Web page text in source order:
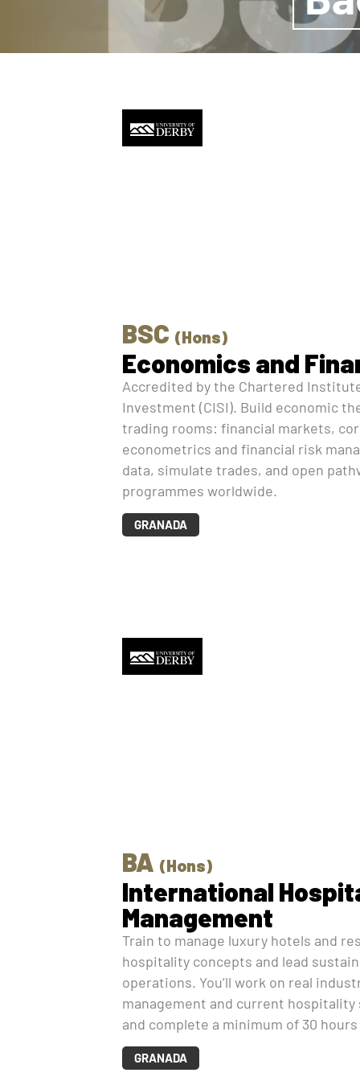
BSC (Hons)
Economics and
Accredited by the Chartered
Investment (CISI). Build economic
trading rooms: financial markets,
econometrics and financial risk
data, simulate trades, and open
programmes worldwide.
GRANADA
BA (Hons)
International
Management
Train to manage luxury hotels and
hospitality concepts and lead
operations. You’ll work on real
management and current hospitality
and complete a minimum of 30
GRANADA